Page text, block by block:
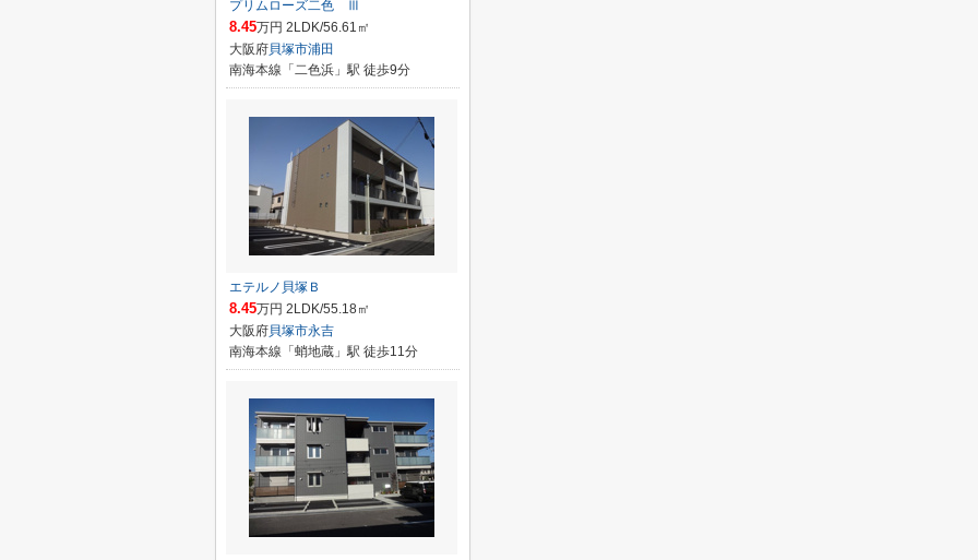
プリムローズ二色 Ⅲ
8.45万円 2LDK/56.61㎡
大阪府貝塚市浦田
南海本線「二色浜」駅 徒歩9分
エテルノ貝塚Ｂ
8.45万円 2LDK/55.18㎡
大阪府貝塚市永吉
南海本線「蛸地蔵」駅 徒歩11分